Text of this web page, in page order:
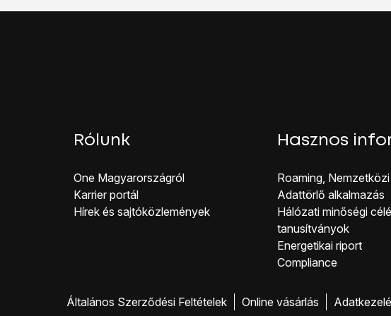
Rólunk
One Magyar országról
Karrier portál
Hírek és sajtóközlemények
Hasznos
Roaming,
Adattörlő alkalmazás
Hálózati minőségi
tanusítványok
Energetikai riport
Co mpliance
Általános Szerződési Feltételek Online vásárlás